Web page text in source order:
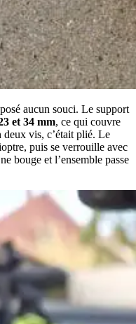
aucun souci. Le support
et 34 mm, ce qui couvre
deux vis, c’était plié. Le
puis se verrouille avec
bouge et l’ensemble passe